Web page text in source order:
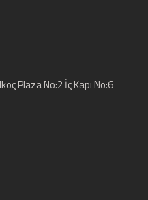
Plaza No:2 İç Kapı No:6